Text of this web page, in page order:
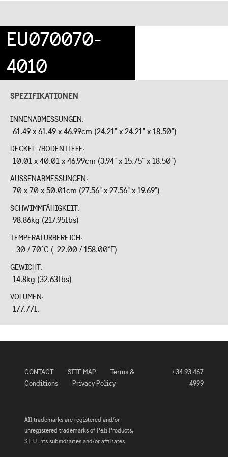
EU070070-
4010
SPEZIFIKATIONEN
INNENABMESSUNGEN:
61.49 x 61.49 x 46.99cm (24.21" x 24.21" x 18.50")
DECKEL-/BODENTIEFE:
10.01 x 40.01 x 46.99cm (3.94" x 15.75" x 18.50")
AUSSENABMESSUNGEN:
70 x 70 x 50.01cm (27.56" x 27.56" x 19.69")
SCHWIMMFÄHIGKEIT:
98.86kg (217.95lbs)
TEMPERATURBEREICH:
-30 / 70°C (-22.00 / 158.00°F)
GEWICHT:
14.8kg (32.63lbs)
VOLUMEN:
177.77l.
CONTACT SITE MAP
Terms &
Conditions
Privacy Policy
+34 93 467
4999
All trademarks are registered and/or
unregistered trademarks of Peli Products,
S.L.U., its subsidiaries and/or affiliates.